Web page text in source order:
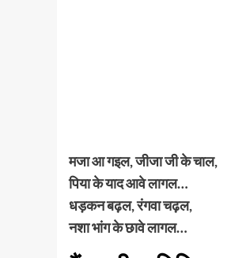
मजा आ गइल, जीजा जी के चाल,
पिया के याद आवे लागल…
धड़कन बढ़ल, रंगवा चढ़ल,
नशा भांग के छावे लागल…